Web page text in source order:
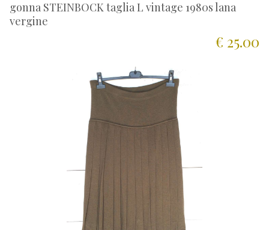
gonna STEINBOCK taglia L vintage 1980s lana
vergine
€ 25.00